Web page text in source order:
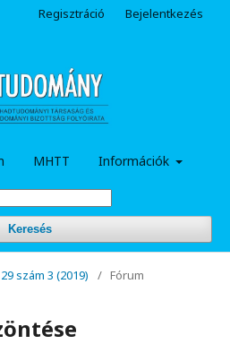
MHTT Információk
Keresés
Regisztráció Bejelentkezés
szám 3 (2019) / Fórum